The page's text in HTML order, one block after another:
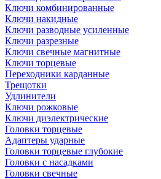
Ключи комбинированные
Ключи накидные
Ключи разводные усиленные
Ключи разрезные
Ключи свечные магнитные
Ключи торцевые
Переходники карданные
Трещотки
Удлинители
Ключи рожковые
Ключи диэлектрические
Головки торцевые
Адаптеры ударные
Головки торцевые глубокие
Головки с насадками
Головки свечные